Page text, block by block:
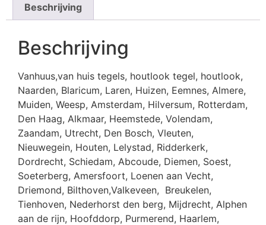
Beschrijving
Beschrijving
Vanhuus,van huis tegels, houtlook tegel, houtlook,
Naarden, Blaricum, Laren, Huizen, Eemnes, Almere,
Muiden, Weesp, Amsterdam, Hilversum, Rotterdam,
Den Haag, Alkmaar, Heemstede, Volendam,
Zaandam, Utrecht, Den Bosch, Vleuten,
Nieuwegein, Houten, Lelystad, Ridderkerk,
Dordrecht, Schiedam, Abcoude, Diemen, Soest,
Soeterberg, Amersfoort, Loenen aan Vecht,
Driemond, Bilthoven,Valkeveen, Breukelen,
Tienhoven, Nederhorst den berg, Mijdrecht, Alphen
aan de rijn, Hoofddorp, Purmerend, Haarlem,